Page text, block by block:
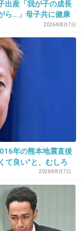
+11
+11
出産「我が子の成長
ら…」母子共に健康
2026年8月7日
年の熊本地震直後
て良い”と、むしろ
2026年8月7日